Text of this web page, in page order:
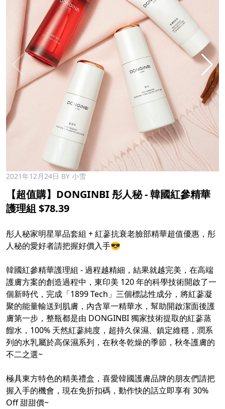
2021年12月24日 BY 小雪
【超值購】DONGINBI 彤人秘 - 韓國紅參精華
護理組 $78.39
彤人秘家明星單品套組 + 紅蔘抗衰老臉部精華超值優惠，彤
人秘的愛好者請把握好價入手😎
韓國紅參精華護理組 - 過程越精細，結果就越完美，在高端
護膚方案的創造過程中，東印美 120 年的科學技術開啟了一
個新時代，完成「1899 Tech」三個標誌性成分，將紅蔘凝
聚的能量輸送到肌膚，內含單一精華水，幫助開啟潔面後護
膚第一步，整瓶都是由 DONGINBI 獨家技術提取的紅蔘蒸
餾水，100% 天然紅蔘純度，超持久保濕、鎮定維穩，潤系
列的水乳屬於高保濕系列，在秋冬乾燥的季節，秋冬護膚的
不二之選~
極具東方特色的精美禮盒，喜愛韓國護膚品牌的朋友們請把
握入手的機會，現在免折扣碼，動作快的話立即享有 30%
Off 甜甜價~